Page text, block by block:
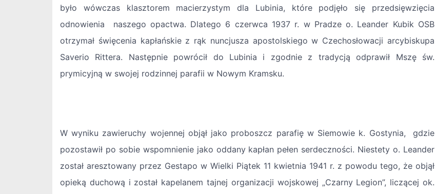
było wówczas klasztorem macierzystym dla Lubinia, które podjęło się przedsięwzięcia
odnowienia naszego opactwa. Dlatego 6 czerwca 1937 r. w Pradze o. Leander Kubik OSB
otrzymał święcenia kapłańskie z rąk nuncjusza apostolskiego w Czechosłowacji arcybiskupa
Saverio Rittera. Następnie powrócił do Lubinia i zgodnie z tradycją odprawił Mszę św.
prymicyjną w swojej rodzinnej parafii w Nowym Kramsku.
W wyniku zawieruchy wojennej objął jako proboszcz parafię w Siemowie k. Gostynia, gdzie
pozostawił po sobie wspomnienie jako oddany kapłan pełen serdeczności. Niestety o. Leander
został aresztowany przez Gestapo w Wielki Piątek 11 kwietnia 1941 r. z powodu tego, że objął
opieką duchową i został kapelanem tajnej organizacji wojskowej „Czarny Legion”, liczącej ok.